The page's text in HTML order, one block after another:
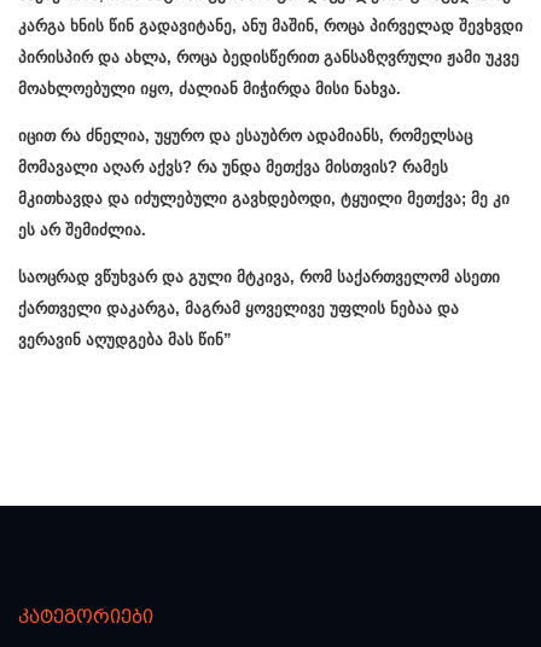
კარგა ხნის წინ გადავიტანე, ანუ მაშინ, როცა პირველად შევხვდი
პირისპირ და ახლა, როცა ბედისწერით განსაზღვრული ჟამი უკვე
მოახლოებული იყო, ძალიან მიჭირდა მისი ნახვა.
იცით რა ძნელია, უყურო და ესაუბრო ადამიანს, რომელსაც
მომავალი აღარ აქვს? რა უნდა მეთქვა მისთვის? რამეს
მკითხავდა და იძულებული გავხდებოდი, ტყუილი მეთქვა; მე კი
ეს არ შემიძლია.
საოცრად ვწუხვარ და გული მტკივა, რომ საქართველომ ასეთი
ქართველი დაკარგა, მაგრამ ყოველივე უფლის ნებაა და
ვერავინ აღუდგება მას წინ”
კატეგორიები